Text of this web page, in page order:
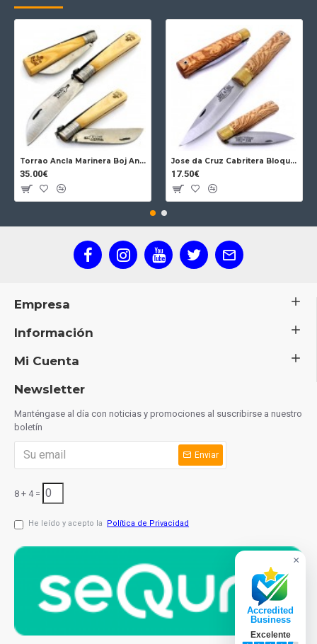
Torrao Ancla Marinera Boj Ancla Bloqueo
35.00€
Jose da Cruz Cabritera Bloqueo Encina Carbono
17.50€
Empresa
Información
Mi Cuenta
Newsletter
Manténgase al día con noticias y promociones al suscribirse a nuestro
boletín
Enviar
8 + 4 =
He leído y acepto la Política de Privacidad
×
Accredited
Business
Excelente